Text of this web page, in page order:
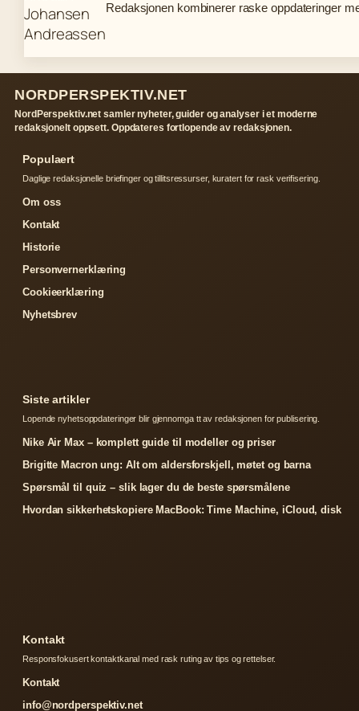
Redaksjonen kombinerer raske oppdateringer
NORDPERSPEKTIV.NET
NordPerspektiv.net samler nyheter, guider og analyser i et moderne
redaksjonelt oppsett. Oppdateres fortlopende av redaksjonen.
Populaert
Daglige redaksjonelle briefinger og tillitsressurser, kuratert for rask verifisering.
Om oss
Kontakt
Historie
Personvernerklæring
Cookieerklæring
Nyhetsbrev
Siste artikler
Lopende nyhetsoppdateringer blir gjennomga tt av redaksjonen for publisering.
Nike Air Max – komplett guide til modeller og priser
Brigitte Macron ung: Alt om aldersforskjell, møtet og barna
Spørsmål til quiz – slik lager du de beste spørsmålene
Hvordan sikkerhetskopiere MacBook: Time Machine, iCloud, disk
Kontakt
Responsfokusert kontaktkanal med rask ruting av tips og rettelser.
Kontakt
info@nordperspektiv.net